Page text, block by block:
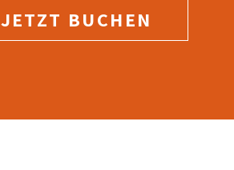
JETZT BUCHEN